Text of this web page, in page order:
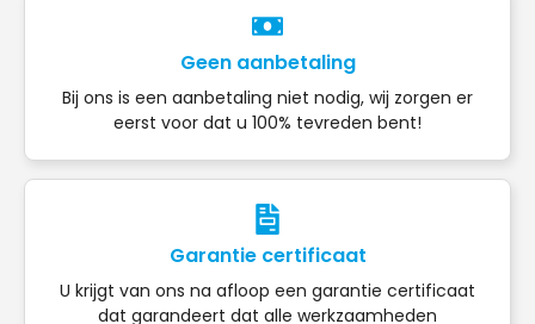
Geen aanbetaling
Bij ons is een aanbetaling niet nodig, wij zorgen er
eerst voor dat u 100% tevreden bent!
Garantie certificaat
U krijgt van ons na afloop een garantie certificaat
dat garandeert dat alle werkzaamheden